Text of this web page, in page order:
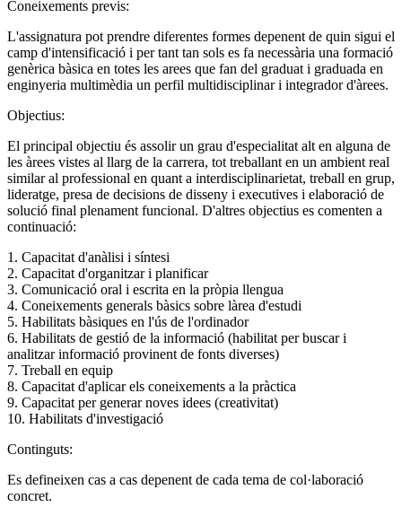
Coneixements previs:
L'assignatura pot prendre diferentes formes depenent de quin sigui el
camp d'intensificació i per tant tan sols es fa necessària una formació
genèrica bàsica en totes les arees que fan del graduat i graduada en
enginyeria multimèdia un perfil multidisciplinar i integrador d'àrees.
Objectius:
El principal objectiu és assolir un grau d'especialitat alt en alguna de
les àrees vistes al llarg de la carrera, tot treballant en un ambient real
similar al professional en quant a interdisciplinarietat, treball en grup,
lideratge, presa de decisions de disseny i executives i elaboració de
solució final plenament funcional. D'altres objectius es comenten a
continuació:
1. Capacitat d'anàlisi i síntesi
2. Capacitat d'organitzar i planificar
3. Comunicació oral i escrita en la pròpia llengua
4. Coneixements generals bàsics sobre làrea d'estudi
5. Habilitats bàsiques en l'ús de l'ordinador
6. Habilitats de gestió de la informació (habilitat per buscar i
analitzar informació provinent de fonts diverses)
7. Treball en equip
8. Capacitat d'aplicar els coneixements a la pràctica
9. Capacitat per generar noves idees (creativitat)
10. Habilitats d'investigació
Continguts:
Es defineixen cas a cas depenent de cada tema de col·laboració
concret.